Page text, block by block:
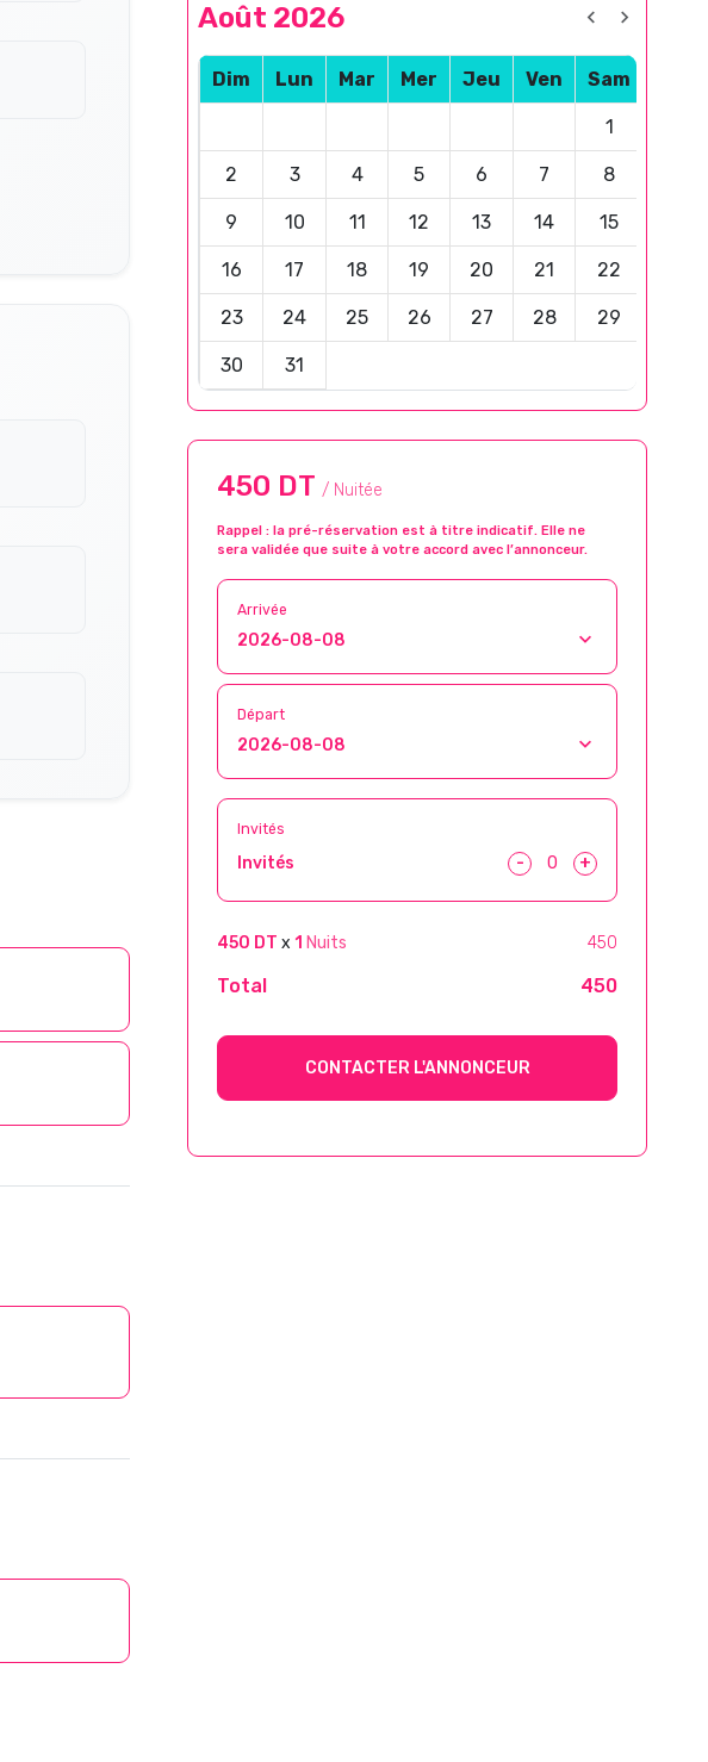
Août 2026
Dim Lun Mar Mer Jeu Ven Sam
1
2 3 4 5 6 7 8
9 10 11 12 13 14 15
16 17 18 19 20 21 22
23 24 25 26 27 28 29
30 31
450 DT / Nuitée
Rappel : la pré-réservation est à titre indicatif. Elle ne
sera validée que suite à votre accord avec l’annonceur.
Arrivée
Départ
Invités
Invités - +
450 DT x 1 Nuits 450
Total 450
CONTACTER L'ANNONCEUR